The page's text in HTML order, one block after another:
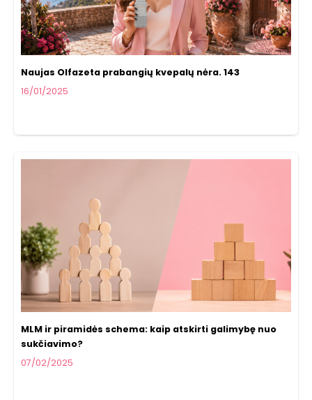
Naujas Olfazeta prabangių kvepalų nėra. 143
16/01/2025
MLM ir piramidės schema: kaip atskirti galimybę nuo
sukčiavimo?
07/02/2025